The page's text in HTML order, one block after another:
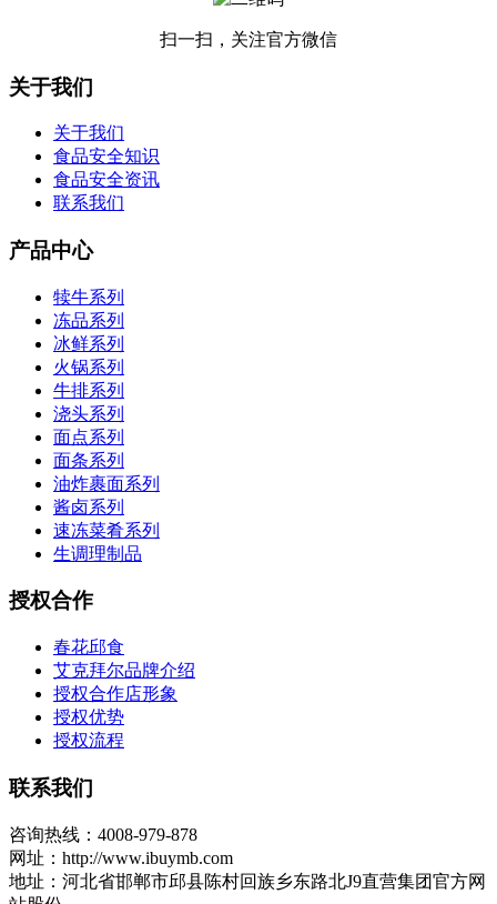
扫一扫，关注官方微信
关于我们
关于我们
食品安全知识
食品安全资讯
联系我们
产品中心
犊牛系列
冻品系列
冰鲜系列
火锅系列
牛排系列
浇头系列
面点系列
面条系列
油炸裹面系列
酱卤系列
速冻菜肴系列
生调理制品
授权合作
春花邱食
艾克拜尔品牌介绍
授权合作店形象
授权优势
授权流程
联系我们
咨询热线：4008-979-878
网址：http://www.ibuymb.com
地址：河北省邯郸市邱县陈村回族乡东路北J9直营集团官方网